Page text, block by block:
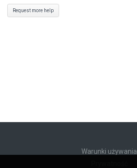
Request more help
Warunki używania